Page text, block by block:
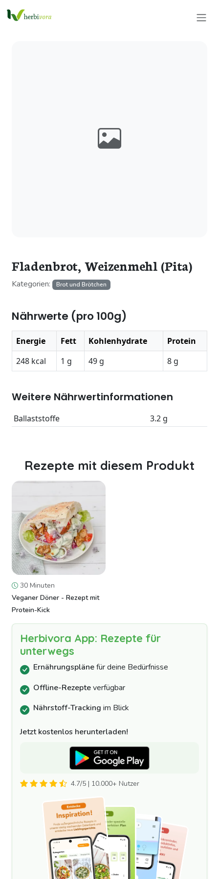
Fladenbrot, Weizenmehl (Pita)
Kategorien: Brot und Brötchen
Nährwerte (pro 100g)
Energie Fett Kohlenhydrate
Protein
248 kcal
1 g 49 g 8 g
Weitere Nährwertinformationen
Ballaststoffe 3.2 g
Rezepte mit diesem Produkt
30 Minuten
Veganer Döner - Rezept mit
Protein-Kick
Herbivora App: Rezepte für
unterwegs
Ernährungsplänefür deine Bedürfnisse
Offline-Rezepteverfügbar
Nährstoff-Tracking im Blick
Jetzt kostenlos herunterladen!
4.7/5 | 10.000+ Nutzer